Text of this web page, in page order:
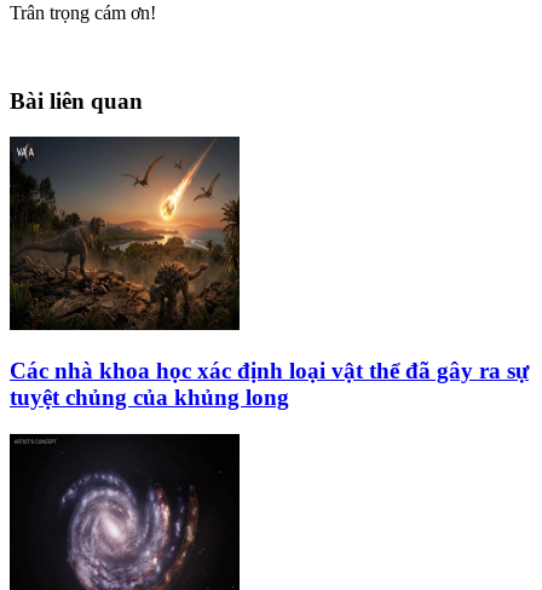
Trân trọng cám ơn!
Bài liên quan
Các nhà khoa học xác định loại vật thể đã gây ra sự
tuyệt chủng của khủng long